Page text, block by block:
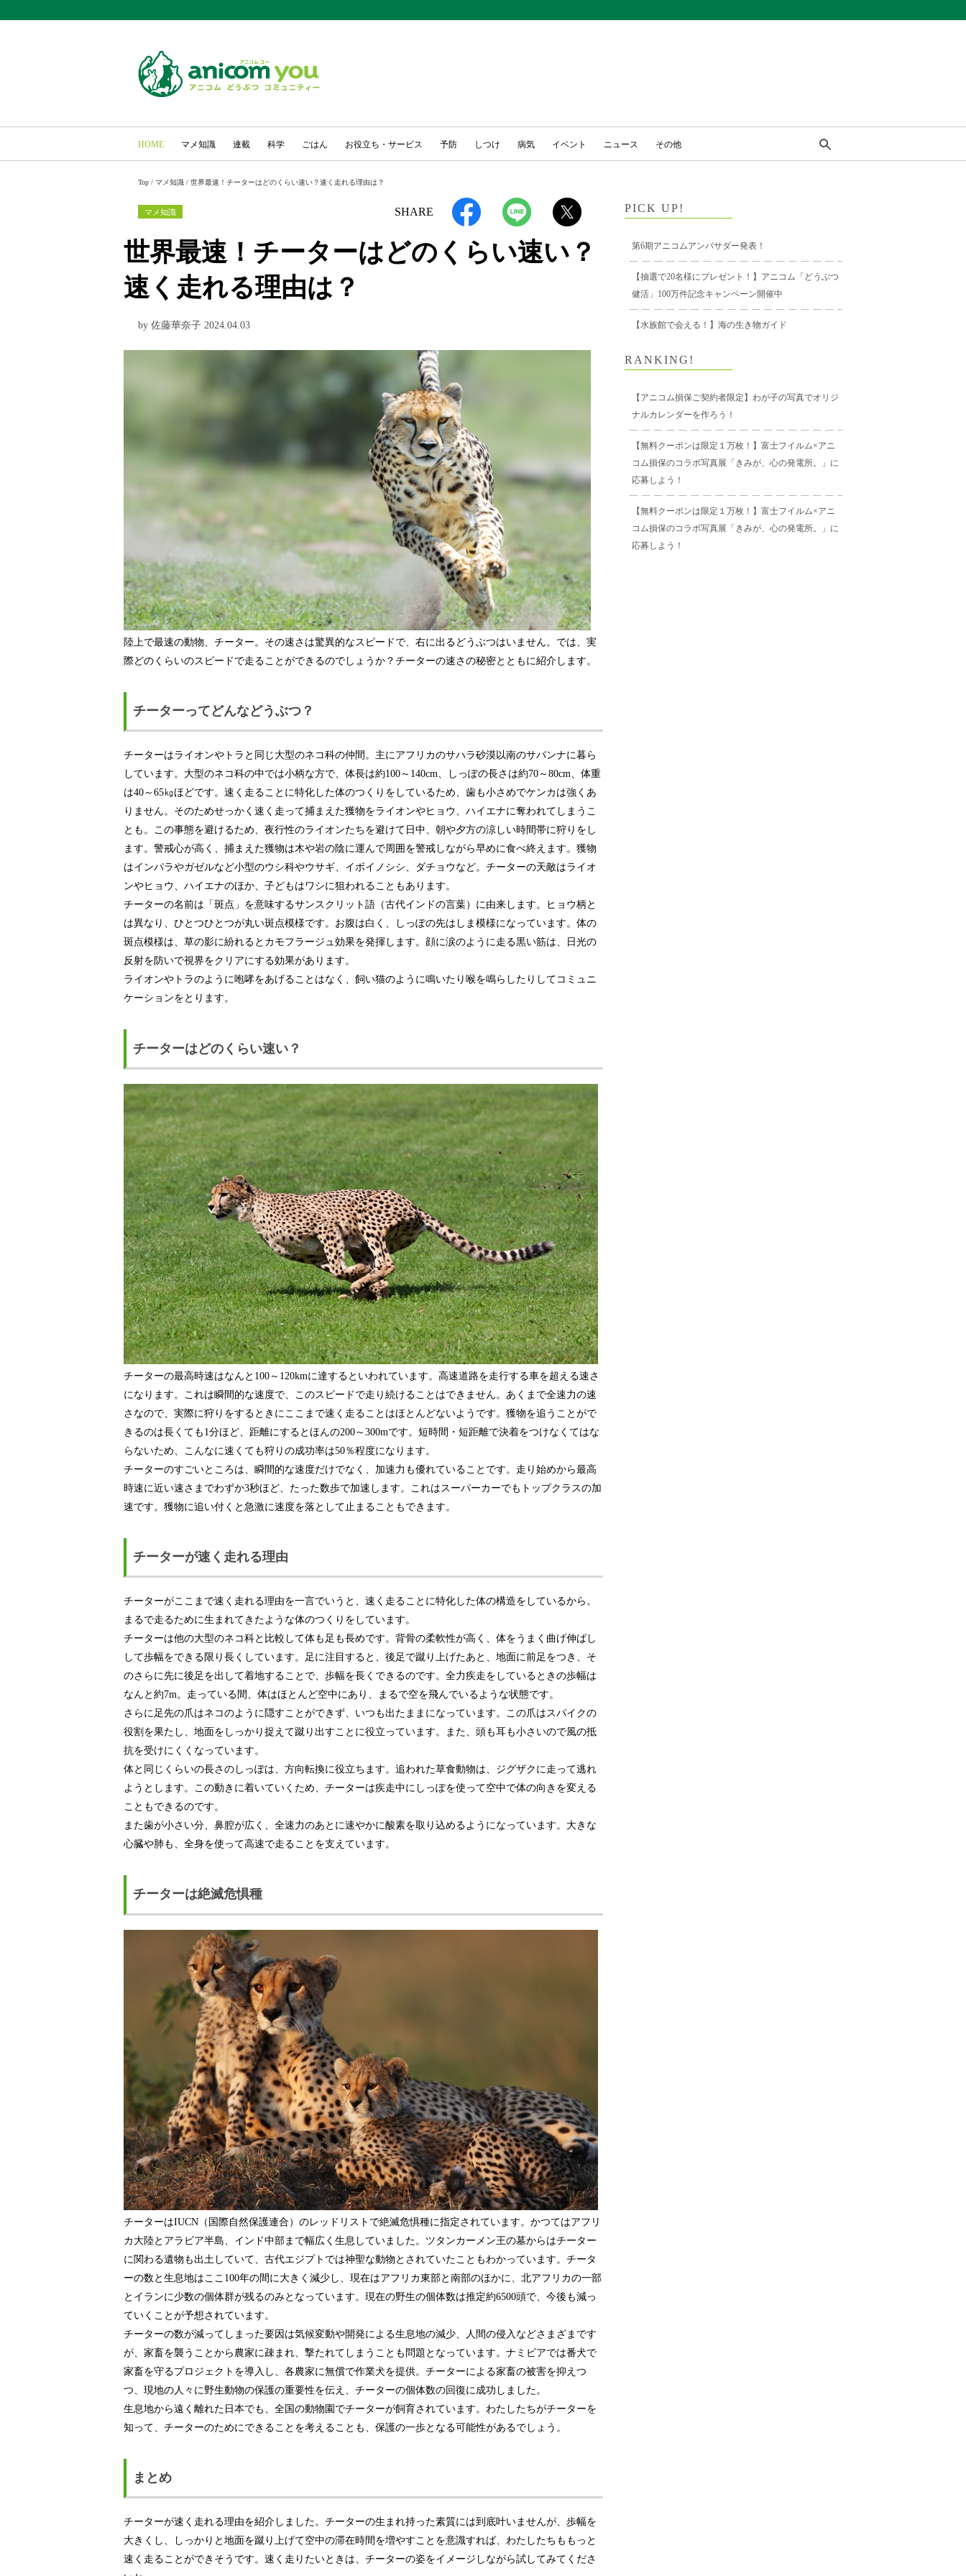
HOME マメ知識 連載 科学 ごはん お役立ち・サービス 予防 しつけ 病気 イベント ニュース その他
Top / マメ知識 / 世界最速！チーターはどのくらい速い？速く走れる理由は？
SHARE
マメ知識
世界最速！チーターはどのくらい速い？
速く走れる理由は？
by 佐藤華奈子 2024.04.03
陸上で最速の動物、チーター。その速さは驚異的なスピードで、右に出るどうぶつはいません。では、実
際どのくらいのスピードで走ることができるのでしょうか？チーターの速さの秘密とともに紹介します。
チーターってどんなどうぶつ？
チーターはライオンやトラと同じ大型のネコ科の仲間。主にアフリカのサハラ砂漠以南のサバンナに暮ら
しています。大型のネコ科の中では小柄な方で、体長は約100～140cm、しっぽの長さは約70～80cm、体重
は40～65㎏ほどです。速く走ることに特化した体のつくりをしているため、歯も小さめでケンカは強くあ
りません。そのためせっかく速く走って捕まえた獲物をライオンやヒョウ、ハイエナに奪われてしまうこ
とも。この事態を避けるため、夜行性のライオンたちを避けて日中、朝や夕方の涼しい時間帯に狩りをし
ます。警戒心が高く、捕まえた獲物は木や岩の陰に運んで周囲を警戒しながら早めに食べ終えます。獲物
はインパラやガゼルなど小型のウシ科やウサギ、イボイノシシ、ダチョウなど。チーターの天敵はライオ
ンやヒョウ、ハイエナのほか、子どもはワシに狙われることもあります。
チーターの名前は「斑点」を意味するサンスクリット語（古代インドの言葉）に由来します。ヒョウ柄と
は異なり、ひとつひとつが丸い斑点模様です。お腹は白く、しっぽの先はしま模様になっています。体の
斑点模様は、草の影に紛れるとカモフラージュ効果を発揮します。顔に涙のように走る黒い筋は、日光の
反射を防いで視界をクリアにする効果があります。
ライオンやトラのように咆哮をあげることはなく、飼い猫のように鳴いたり喉を鳴らしたりしてコミュニ
ケーションをとります。
チーターはどのくらい速い？
チーターの最高時速はなんと100～120kmに達するといわれています。高速道路を走行する車を超える速さ
になります。これは瞬間的な速度で、このスピードで走り続けることはできません。あくまで全速力の速
さなので、実際に狩りをするときにここまで速く走ることはほとんどないようです。獲物を追うことがで
きるのは長くても1分ほど、距離にするとほんの200～300mです。短時間・短距離で決着をつけなくてはな
らないため、こんなに速くても狩りの成功率は50％程度になります。
チーターのすごいところは、瞬間的な速度だけでなく、加速力も優れていることです。走り始めから最高
時速に近い速さまでわずか3秒ほど、たった数歩で加速します。これはスーパーカーでもトップクラスの加
速です。獲物に追い付くと急激に速度を落として止まることもできます。
チーターが速く走れる理由
チーターがここまで速く走れる理由を一言でいうと、速く走ることに特化した体の構造をしているから。
まるで走るために生まれてきたような体のつくりをしています。
チーターは他の大型のネコ科と比較して体も足も長めです。背骨の柔軟性が高く、体をうまく曲げ伸ばし
して歩幅をできる限り長くしています。足に注目すると、後足で蹴り上げたあと、地面に前足をつき、そ
のさらに先に後足を出して着地することで、歩幅を長くできるのです。全力疾走をしているときの歩幅は
なんと約7m。走っている間、体はほとんど空中にあり、まるで空を飛んでいるような状態です。
さらに足先の爪はネコのように隠すことができず、いつも出たままになっています。この爪はスパイクの
役割を果たし、地面をしっかり捉えて蹴り出すことに役立っています。また、頭も耳も小さいので風の抵
抗を受けにくくなっています。
体と同じくらいの長さのしっぽは、方向転換に役立ちます。追われた草食動物は、ジグザクに走って逃れ
ようとします。この動きに着いていくため、チーターは疾走中にしっぽを使って空中で体の向きを変える
こともできるのです。
また歯が小さい分、鼻腔が広く、全速力のあとに速やかに酸素を取り込めるようになっています。大きな
心臓や肺も、全身を使って高速で走ることを支えています。
チーターは絶滅危惧種
チーターはIUCN（国際自然保護連合）のレッドリストで絶滅危惧種に指定されています。かつてはアフリ
カ大陸とアラビア半島、インド中部まで幅広く生息していました。ツタンカーメン王の墓からはチーター
に関わる遺物も出土していて、古代エジプトでは神聖な動物とされていたこともわかっています。チータ
ーの数と生息地はここ100年の間に大きく減少し、現在はアフリカ東部と南部のほかに、北アフリカの一部
とイランに少数の個体群が残るのみとなっています。現在の野生の個体数は推定約6500頭で、今後も減っ
ていくことが予想されています。
チーターの数が減ってしまった要因は気候変動や開発による生息地の減少、人間の侵入などさまざまです
が、家畜を襲うことから農家に疎まれ、撃たれてしまうことも問題となっています。ナミビアでは番犬で
家畜を守るプロジェクトを導入し、各農家に無償で作業犬を提供。チーターによる家畜の被害を抑えつ
つ、現地の人々に野生動物の保護の重要性を伝え、チーターの個体数の回復に成功しました。
生息地から遠く離れた日本でも、全国の動物園でチーターが飼育されています。わたしたちがチーターを
知って、チーターのためにできることを考えることも、保護の一歩となる可能性があるでしょう。
まとめ
チーターが速く走れる理由を紹介しました。チーターの生まれ持った素質には到底叶いませんが、歩幅を
大きくし、しっかりと地面を蹴り上げて空中の滞在時間を増やすことを意識すれば、わたしたちももっと
速く走ることができそうです。速く走りたいときは、チーターの姿をイメージしながら試してみてくださ
PICK UP!
第6期アニコムアンバサダー発表！
【抽選で20名様にプレゼント！】アニコム「どうぶつ
健活」100万件記念キャンペーン開催中
【水族館で会える！】海の生き物ガイド
RANKING!
【アニコム損保ご契約者限定】わが子の写真でオリジ
ナルカレンダーを作ろう！
【無料クーポンは限定１万枚！】富士フイルム×アニ
コム損保のコラボ写真展「きみが、心の発電所。」に
応募しよう！
【無料クーポンは限定１万枚！】富士フイルム×アニ
コム損保のコラボ写真展「きみが、心の発電所。」に
応募しよう！